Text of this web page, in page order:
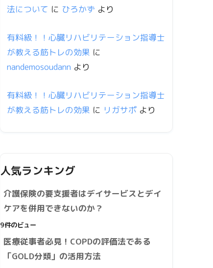
法について に ひろかず より
有料級！！心臓リハビリテーション指導士
が教える筋トレの効果 に
nandemosoudann より
有料級！！心臓リハビリテーション指導士
が教える筋トレの効果 に リガサポ より
人気ランキング
介護保険の要支援者はデイサービスとデイ
ケアを併用できないのか？
9件のビュー
医療従事者必見！COPDの評価法である
「GOLD分類」の活用方法